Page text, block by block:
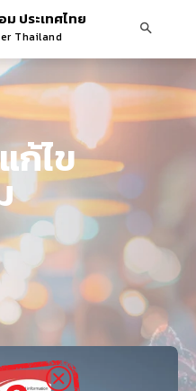
ประเทศไทย
Thailand
ก้ไข